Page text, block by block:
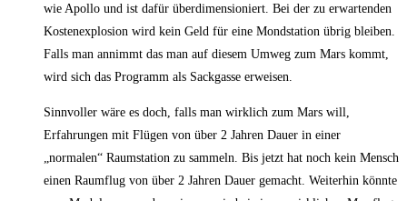
wie Apollo und ist dafür überdimensioniert. Bei der zu erwartenden
Kostenexplosion wird kein Geld für eine Mondstation übrig bleiben.
Falls man annimmt das man auf diesem Umweg zum Mars kommt,
wird sich das Programm als Sackgasse erweisen.
Sinnvoller wäre es doch, falls man wirklich zum Mars will,
Erfahrungen mit Flügen von über 2 Jahren Dauer in einer
„normalen“ Raumstation zu sammeln. Bis jetzt hat noch kein Mensch
einen Raumflug von über 2 Jahren Dauer gemacht. Weiterhin könnte